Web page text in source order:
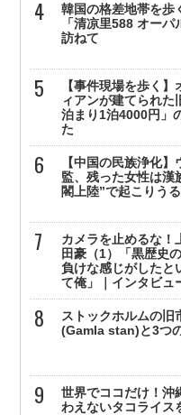
韓国の格差地帯を
「清凉里588 オー
訪ねて
【事件現場を歩く
ィアンが建てられた
泊まり1泊4000円」
た
【中国の民族浄化
監、残った女性は
閣上陸”で起こりう
カメラを止めるな！
田豪（1）「黒歴史
負けな感じがしたと
て俺」｜インタビュ
ストックホルムの旧
(Gamla stan)と3つ
世界でココだけ！沖
わえないタコライス